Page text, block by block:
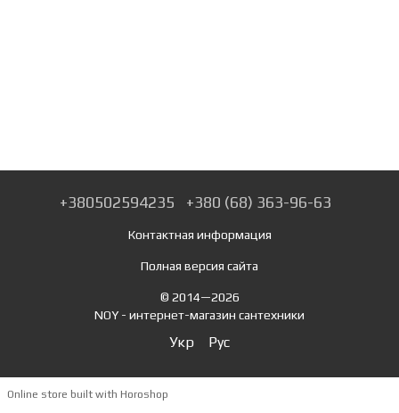
+380502594235 +380 (68) 363-96-63
Контактная информация
Полная версия сайта
© 2014—2026
NOY - интернет-магазин сантехники
Укр Рус
Online store built with Horoshop